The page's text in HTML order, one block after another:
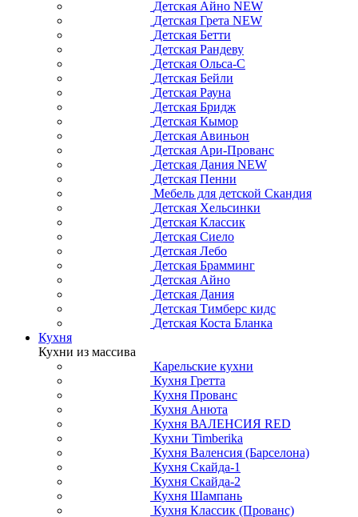
Детская Айно NEW
Детская Грета NEW
Детская Бетти
Детская Рандеву
Детская Ольса-С
Детская Бейли
Детская Рауна
Детская Бридж
Детская Кымор
Детская Авиньон
Детская Ари-Прованс
Детская Дания NEW
Детская Пенни
Мебель для детской Скандия
Детская Хельсинки
Детская Классик
Детская Сиело
Детская Лебо
Детская Брамминг
Детская Айно
Детская Дания
Детская Тимберс кидс
Детская Коста Бланка
Кухня
Кухни из массива
Карельские кухни
Кухня Гретта
Кухня Прованс
Кухня Анюта
Кухня ВАЛЕНСИЯ RED
Кухни Timberika
Кухня Валенсия (Барселона)
Кухня Скайда-1
Кухня Скайда-2
Кухня Шампань
Кухня Классик (Прованс)